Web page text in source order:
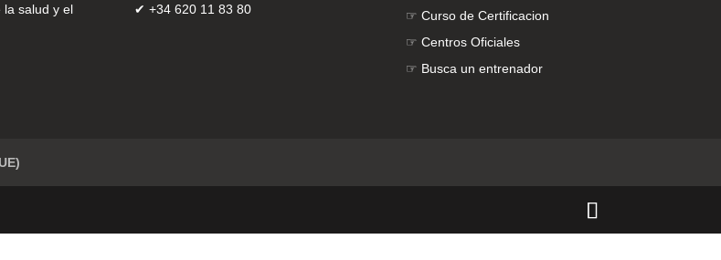
la salud y el
✔ +34 620 11 83 80
☞Curso de Certificacion
☞Centros Oficiales
☞ Busca un entrenador